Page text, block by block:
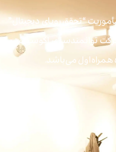
“تحقق رویای دیجیتال”
این شرکت توانمندسازی اکوسیستم
همراه اول می‌باشد.